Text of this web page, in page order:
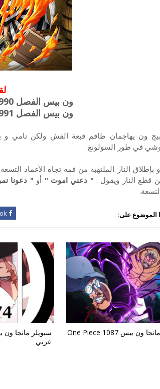
ون بيس الفصل 990 مترجم كامل
ون بيس الفصل 991 مترجم كامل
ون يهاجمان طاقم قبعة القش ولكن نامي و
في طور السولونغ.
بإطلاق النار الملتهبة من فمه تجاه الأغماد
قطع النار ويقول : " دعني اموت " أو " دعونا
الموضوع على:
سبويلر مانجا ون بيس One Piece 1087
عربي